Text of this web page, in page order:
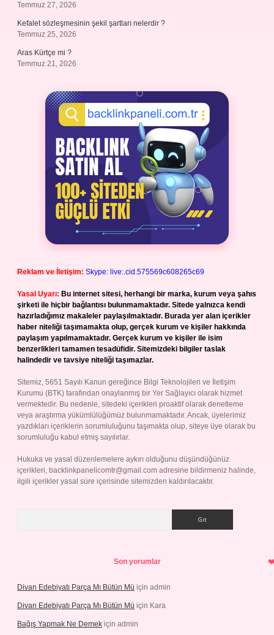
Temmuz 27, 2026
Kefalet sözleşmesinin şekil şartları nelerdir ?
Temmuz 25, 2026
Aras Kürtçe mi ?
Temmuz 21, 2026
Reklam ve İletişim: Skype: live:.cid.575569c608265c69
Yasal Uyarı: Bu internet sitesi, herhangi bir marka, kurum veya şahıs
şirketi ile hiçbir bağlantısı bulunmamaktadır. Sitede yalnızca kendi
hazırladığımız makaleler paylaşılmaktadır. Burada yer alan içerikler
haber niteliği taşımamakta olup, gerçek kurum ve kişiler hakkında
paylaşım yapılmamaktadır. Gerçek kurum ve kişiler ile isim
benzerlikleri tamamen tesadüfidir. Sitemizdeki bilgiler taslak
halindedir ve tavsiye niteliği taşımazlar.
Sitemiz, 5651 Sayılı Kanun gereğince Bilgi Teknolojileri ve İletişim
Kurumu (BTK) tarafından onaylanmış bir Yer Sağlayıcı olarak hizmet
vermektedir. Bu nedenle, sitedeki içerikleri proaktif olarak denetleme
veya araştırma yükümlülüğümüz bulunmamaktadır. Ancak, üyelerimiz
yazdıkları içeriklerin sorumluluğunu taşımakta olup, siteye üye olarak bu
sorumluluğu kabul etmiş sayılırlar.
Hukuka ve yasal düzenlemelere aykırı olduğunu düşündüğünüz
içerikleri, backlinkpanelicomtr@gmail.com adresine bildirmeniz halinde,
ilgili içerikler yasal süre içerisinde sitemizden kaldırılacaktır.
Son yorumlar
Divan Edebiyatı Parça Mı Bütün Mü için admin
Divan Edebiyatı Parça Mı Bütün Mü için Kara
Bağış Yapmak Ne Demek için admin